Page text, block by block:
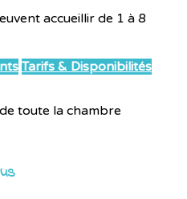
accueillir de 1 à 8
Tarifs & Disponibilités